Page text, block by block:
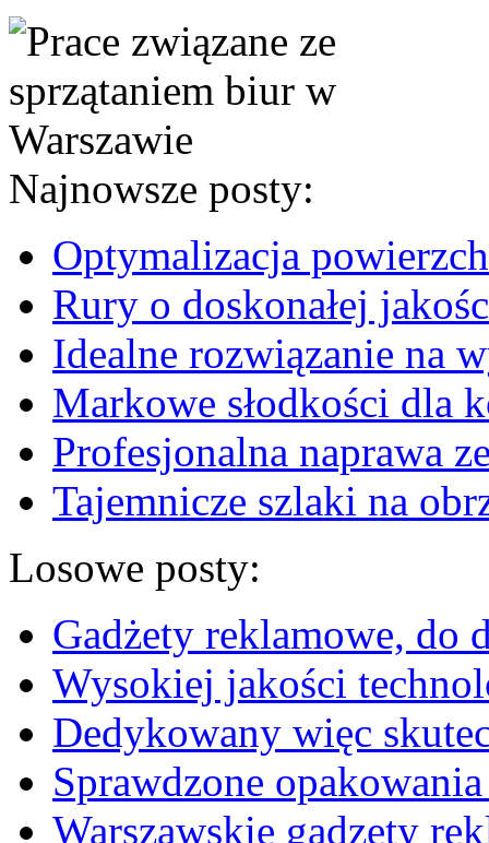
Najnowsze posty:
Optymalizacja
Rury o doskonałej
Idealne rozwiązanie na
Markowe słodkości dla
Profesjonalna naprawa
Tajemnicze szlaki na
Losowe posty:
Gadżety reklamowe, do
Wysokiej jakości
Dedykowany więc
Sprawdzone
Warszawskie gadzety